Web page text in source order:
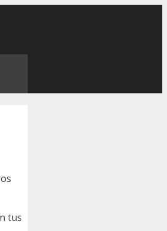
tus